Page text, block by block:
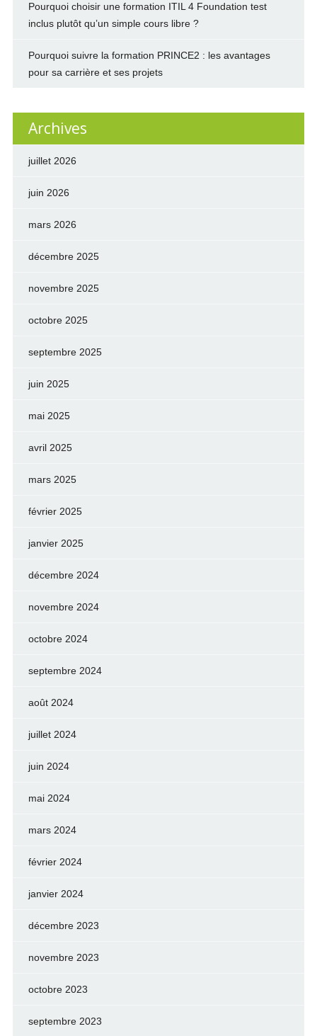
Pourquoi choisir une formation ITIL 4 Foundation test
inclus plutôt qu’un simple cours libre ?
Pourquoi suivre la formation PRINCE2 : les avantages
pour sa carrière et ses projets
Archives
juillet 2026
juin 2026
mars 2026
décembre 2025
novembre 2025
octobre 2025
septembre 2025
juin 2025
mai 2025
avril 2025
mars 2025
février 2025
janvier 2025
décembre 2024
novembre 2024
octobre 2024
septembre 2024
août 2024
juillet 2024
juin 2024
mai 2024
mars 2024
février 2024
janvier 2024
décembre 2023
novembre 2023
octobre 2023
septembre 2023